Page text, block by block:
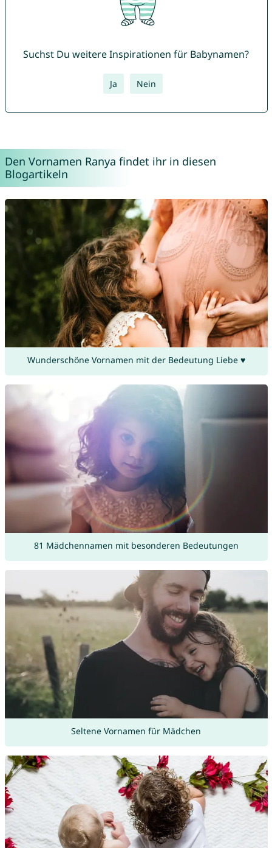
Suchst Du weitere Inspirationen für Babynamen?
Ja Nein
Den Vornamen Ranya findet ihr in diesen
Blogartikeln
Wunderschöne Vornamen mit der Bedeutung Liebe ♥
81 Mädchennamen mit besonderen Bedeutungen
Seltene Vornamen für Mädchen